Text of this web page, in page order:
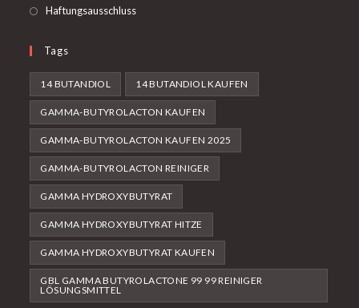
Haftungsausschluss
Tags
14 BUTANDIOL 14 BUTANDIOL KAUFEN
GAMMA-BUTYROLACTON KAUFEN
GAMMA-BUTYROLACTON KAUFEN 2025
GAMMA-BUTYROLACTON REINIGER
GAMMA HYDROXYBUTYRAT
GAMMA HYDROXYBUTYRAT HITZE
GAMMA HYDROXYBUTYRAT KAUFEN
GBL GAMMA BUTYROLACTONE 99 99 REINIGER
LÖSUNGSMITTEL